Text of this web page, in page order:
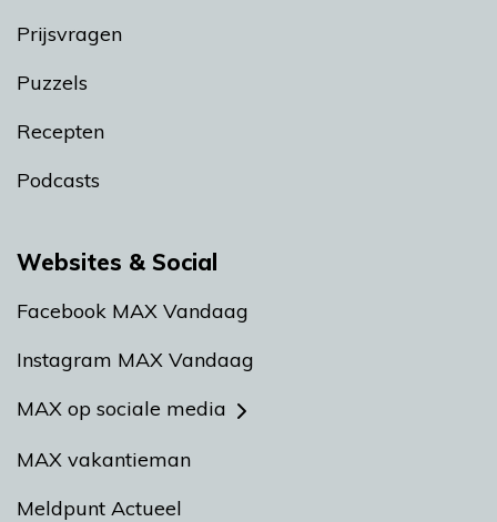
Prijsvragen
Puzzels
Recepten
Podcasts
Websites & Social
Facebook MAX Vandaag
Instagram MAX Vandaag
MAX op sociale media
MAX vakantieman
Meldpunt Actueel